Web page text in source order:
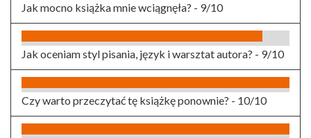
Jak mocno książka mnie wciągnęła? - 9/10
Jak oceniam styl pisania, język i warsztat autora? - 9/10
Czy warto przeczytać tę książkę ponownie? - 10/10